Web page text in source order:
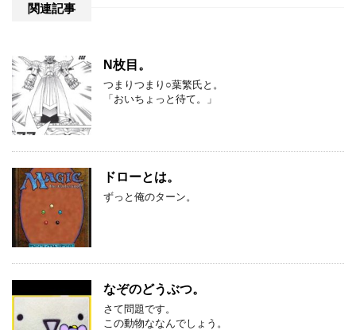
関連記事
N枚目。
つまりつまり○葉繁氏と。
「おいちょっと待て。」
ドローとは。
ずっと俺のターン。
なぞのどうぶつ。
さて問題です。
この動物ななんでしょう。